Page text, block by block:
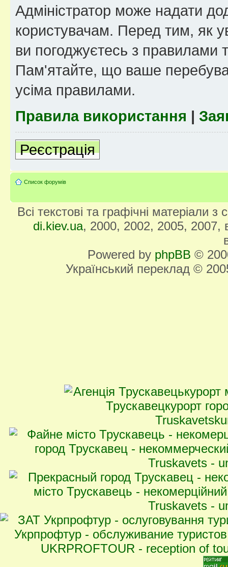
Адміністратор може надати
користувачам. Перед тим, як
ви погоджуєтесь з правилами
Пам'ятайте, що ваше
усіма правилами.
Правила використання |
Реєстрація
Список форумів
Всі текстові та графічні матеріали
di.kiev.ua, 2000, 2002, 2005, 2007,
Powered by phpBB ©
Український переклад ©